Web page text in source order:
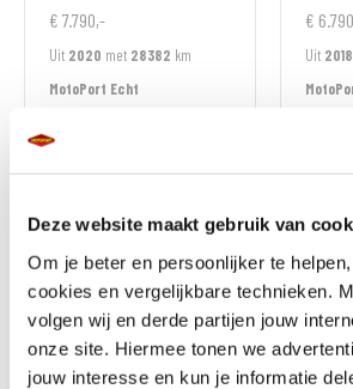
Deze website maakt gebruik van
Om je beter en persoonlijker te
cookies en vergelijkbare technieken.
volgen wij en derde partijen jouw
onze site. Hiermee tonen we
jouw interesse en kun je informatie
€ 7.790,-
Uit 2020 met 28382 km
MotoPort Echt
€
Uit 2018
Honda CMX 500 REBEL
€ 6.290,-
€